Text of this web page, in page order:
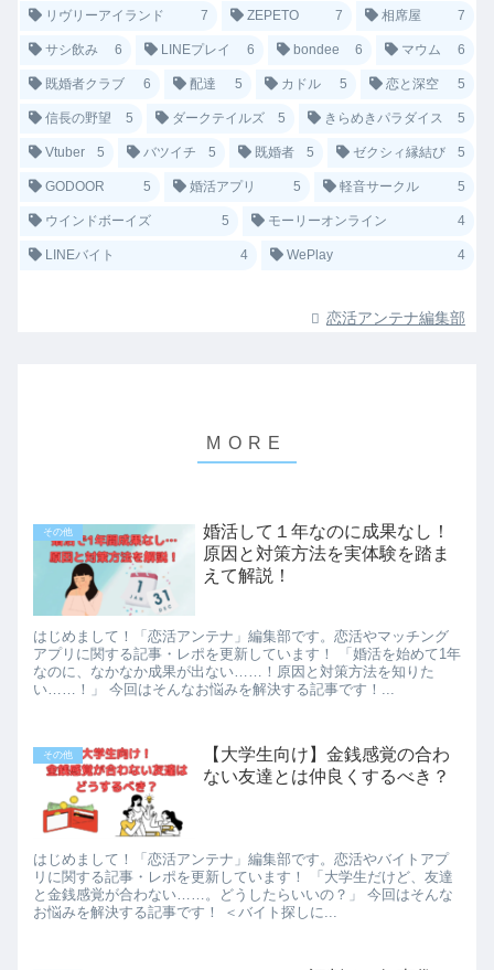
リヴリーアイランド 7 ZEPETO 7 相席屋 7
サシ飲み 6 LINEプレイ 6 bondee 6 マウム 6
既婚者クラブ 6 配達 5 カドル 5 恋と深空 5
信長の野望 5 ダークテイルズ 5 きらめきパラダイス 5
Vtuber 5 バツイチ 5 既婚者 5 ゼクシィ縁結び 5
GODOOR 5 婚活アプリ 5 軽音サークル 5
ウインドボーイズ 5 モーリーオンライン 4
LINEバイト 4 WePlay 4
恋活アンテナ編集部
その他
婚活して１年なのに成果なし！
原因と対策方法を実体験を踏ま
えて解説！
はじめまして！「恋活アンテナ」編集部です。恋活やマッチング
アプリに関する記事・レポを更新しています！ 「婚活を始めて1年
なのに、なかなか成果が出ない……！原因と対策方法を知りた
い……！」 今回はそんなお悩みを解決する記事です！...
その他
【大学生向け】金銭感覚の合わ
ない友達とは仲良くするべき？
はじめまして！「恋活アンテナ」編集部です。恋活やバイトアプ
リに関する記事・レポを更新しています！ 「大学生だけど、友達
と金銭感覚が合わない……。どうしたらいいの？」 今回はそんな
お悩みを解決する記事です！ ＜バイト探しに...